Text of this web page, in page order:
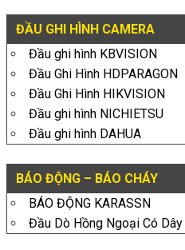
ĐẦU GHI HÌNH CAMERA
Đầu ghi hình KBVISION
Đầu Ghi Hình HDPARAGON
Đầu Ghi Hình HIKVISION
Đầu ghi hình NICHIETSU
Đầu ghi hình DAHUA
BÁO ĐỘNG – BÁO CHÁY
BÁO ĐỘNG KARASSN
Đầu Dò Hồng Ngoại Có Dây